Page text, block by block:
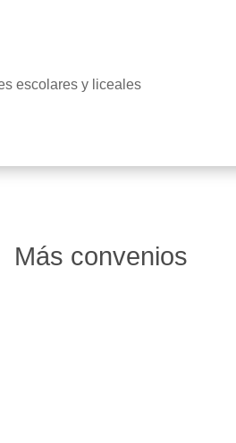
escolares y liceales
Más convenios